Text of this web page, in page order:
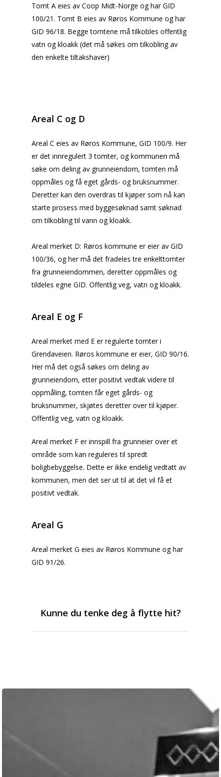
Tomt A eies av Coop Midt-Norge og har GID
100/21. Tomt B eies av Røros Kommune og har
GID 96/18. Begge tomtene må tilkobles offentlig
vatn og kloakk (det må søkes om tilkobling av
den enkelte tiltakshaver)
Areal C og D
Areal C eies av Røros Kommune, GID 100/9. Her
er det innregulert 3 tomter, og kommunen må
søke om deling av grunneiendom, tomten må
oppmåles og få eget gårds- og bruksnummer.
Deretter kan den overdrastil kjøper som nå kan
starte prosess med byggesøknad samt søknad
om tilkobling til vann og kloakk.
Areal merket D: Røros kommune er eier av GID
100/36, og her må det fradeles tre enkelttomter
fra grunneiendommen, deretter oppmåles og
tildeles egne GID. Offentlig veg, vatn og kloakk.
Areal E og F
Areal merket med E er regulerte tomter i
Grendaveien. Røros kommune er eier, GID 90/16.
Her må det også søkes om deling av
grunneiendom, etter positivt vedtak videre til
oppmåling, tomten får eget gårds- og
bruksnummer, skjøtes deretter over til kjøper.
Offentlig veg, vatn og kloakk.
Areal merket F er innspill fra grunneier over et
område som kan reguleres til spredt
boligbebyggelse. Dette er ikke endelig vedtatt av
kommunen, men det ser ut til at det vil få et
positivt vedtak.
Areal G
Areal merket G eies av Røros Kommune og har
GID 91/26.
Kunne du tenke deg å flytte hit?